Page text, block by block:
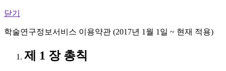
닫기
학술연구정보서비스 이용약관 (2017년 1월 1일 ~ 현재 적용)
제 1 장 총칙